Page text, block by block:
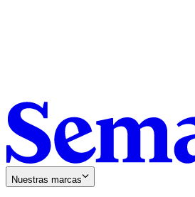
Nuestras marcas